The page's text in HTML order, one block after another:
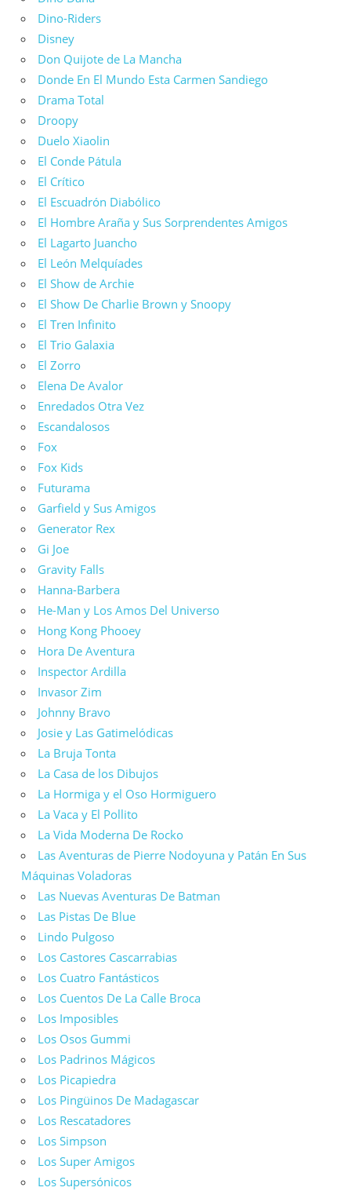
Dino-Riders
Disney
Don Quijote de La Mancha
Donde En El Mundo Esta Carmen Sandiego
Drama Total
Droopy
Duelo Xiaolin
El Conde Pátula
El Crítico
El Escuadrón Diabólico
El Hombre Araña y Sus Sorprendentes Amigos
El Lagarto Juancho
El León Melquíades
El Show de Archie
El Show De Charlie Brown y Snoopy
El Tren Infinito
El Trio Galaxia
El Zorro
Elena De Avalor
Enredados Otra Vez
Escandalosos
Fox
Fox Kids
Futurama
Garfield y Sus Amigos
Generator Rex
Gi Joe
Gravity Falls
Hanna-Barbera
He-Man y Los Amos Del Universo
Hong Kong Phooey
Hora De Aventura
Inspector Ardilla
Invasor Zim
Johnny Bravo
Josie y Las Gatimelódicas
La Bruja Tonta
La Casa de los Dibujos
La Hormiga y el Oso Hormiguero
La Vaca y El Pollito
La Vida Moderna De Rocko
Las Aventuras de Pierre Nodoyuna y Patán En Sus
Máquinas Voladoras
Las Nuevas Aventuras De Batman
Las Pistas De Blue
Lindo Pulgoso
Los Castores Cascarrabias
Los Cuatro Fantásticos
Los Cuentos De La Calle Broca
Los Imposibles
Los Osos Gummi
Los Padrinos Mágicos
Los Picapiedra
Los Pingüinos De Madagascar
Los Rescatadores
Los Simpson
Los Super Amigos
Los Supersónicos